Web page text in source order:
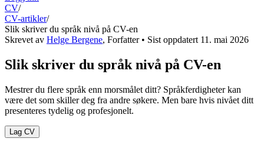
CV/
CV-artikler/
Slik skriver du språk nivå på CV-en
Skrevet av Helge Bergene, Forfatter• Sist oppdatert 11. mai 2026
Slik skriver du språk nivå på CV-en
Mestrer du flere språk enn morsmålet ditt? Språkferdigheter kan
være det som skiller deg fra andre søkere. Men bare hvis nivået ditt
presenteres tydelig og profesjonelt.
Lag CV